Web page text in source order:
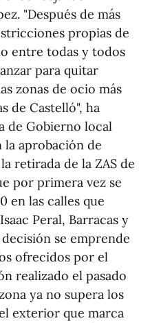
"Después de más
propias de
entre todas y todos
para quitar
zonas de ocio más
de Castelló", ha
de Gobierno local
aprobación de
retirada de la ZAS de
por primera vez se
en las calles que
Peral, Barracas y
decisión se emprende
ofrecidos por el
realizado el pasado
ya no supera los
exterior que marca